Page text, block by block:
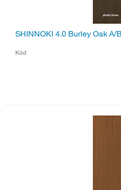
SHINNOKI 4.0 Burley Oak A/
Kód